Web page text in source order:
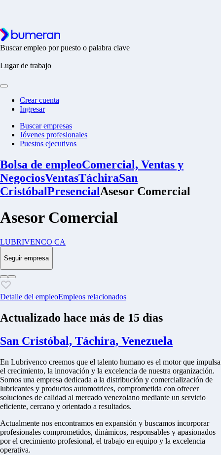
Buscar empleo por puesto o palabra clave
Lugar de trabajo
Crear cuenta
Ingresar
Buscar empresas
Jóvenes profesionales
Puestos ejecutivos
Bolsa de empleoComercial, Ventas y
NegociosVentasTáchiraSan
CristóbalPresencialAsesor Comercial
Asesor Comercial
LUBRIVENCO CA
Seguir empresa
Detalle del empleoEmpleos relacionados
Actualizado hace más de 15 días
San Cristóbal, Táchira, Venezuela
En Lubrivenco creemos que el talento humano es el motor que impulsa
el crecimiento, la innovación y la excelencia de nuestra organización.
Somos una empresa dedicada a la distribución y comercialización de
lubricantes y productos automotrices, comprometida con ofrecer
soluciones de calidad al mercado venezolano mediante un servicio
eficiente, cercano y orientado a resultados.
Actualmente nos encontramos en expansión y buscamos incorporar
profesionales comprometidos, dinámicos, responsables y apasionados
por el crecimiento profesional, el trabajo en equipo y la excelencia
operativa.